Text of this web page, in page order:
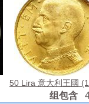
50 Lira 意大利王國
组包含